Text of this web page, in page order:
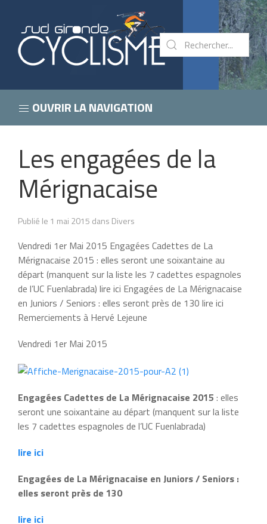
OUVRIR LA NAVIGATION
Les engagées de la
Mérignacaise
Publié le 1 mai 2015 dans Divers
Vendredi 1er Mai 2015 Engagées Cadettes de La
Mérignacaise 2015 : elles seront une soixantaine au
départ (manquent sur la liste les 7 cadettes espagnoles
de l’UC Fuenlabrada) lire ici Engagées de La Mérignacaise
en Juniors / Seniors : elles seront près de 130 lire ici
Remerciements à Hervé Lejeune
Vendredi 1er Mai 2015
Engagées Cadettes de La Mérignacaise 2015 : elles
seront une soixantaine au départ (manquent sur la liste
les 7 cadettes espagnoles de l’UC Fuenlabrada)
lire ici
Engagées de La Mérignacaise en Juniors / Seniors :
elles seront près de 130
lire ici